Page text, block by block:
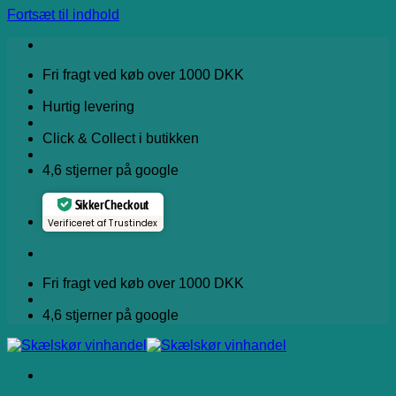
Fortsæt til indhold
Fri fragt ved køb over 1000 DKK
Hurtig levering
Click & Collect i butikken
4,6 stjerner på google
Sikker Checkout
Verificeret af Trustindex
Fri fragt ved køb over 1000 DKK
4,6 stjerner på google